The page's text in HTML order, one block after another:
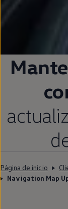
Página de inicio
Navigation Map